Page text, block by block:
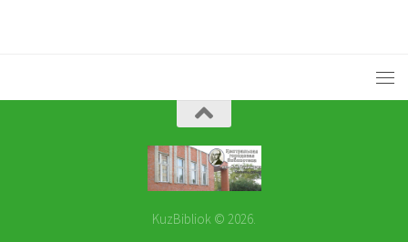
KuzBibliok © 2026.